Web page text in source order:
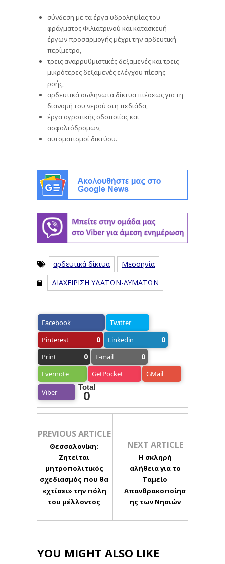
σύνδεση με τα έργα υδροληψίας του
φράγματος Φιλιατρινού και κατασκευή
έργων προσαρμογής μέχρι την αρδευτική
περίμετρο,
τρεις αναρρυθμιστικές δεξαμενές και τρεις
μικρότερες δεξαμενές ελέγχου πίεσης –
ροής,
αρδευτικά σωληνωτά δίκτυα πιέσεως για τη
διανομή του νερού στη πεδιάδα,
έργα αγροτικής οδοποιίας και
ασφαλτόδρομων,
αυτοματισμοί δικτύου.
αρδευτικά δίκτυα
Μεσσηνία
ΔΙΑΧΕΙΡΙΣΗ ΥΔΑΤΩΝ-ΛΥΜΑΤΩΝ
Facebook
Twitter
Pinterest
0 Linkedin 0
Print 0 E-mail 0
Evernote GetPocket GMail
Viber
Total
0
PREVIOUS ARTICLE
Θεσσαλονίκη:
Ζητείται
μητροπολιτικός
σχεδιασμός που θα
«χτίσει» την πόλη
του μέλλοντος
NEXT ARTICLE
Η σκληρή
αλήθεια για το
Ταμείο
Απανθρακοποίησ
ης των Νησιών
YOU MIGHT ALSO LIKE